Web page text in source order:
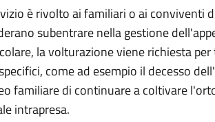
è rivolto ai familiari o ai conviventi
subentrare nella gestione
la volturazione viene richiesta
come ad esempio il decesso
familiare di continuare a coltivare
intrapresa.